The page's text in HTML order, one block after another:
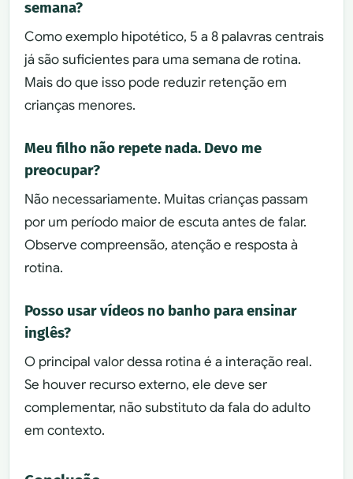
semana?
Como exemplo hipotético, 5 a 8 palavras centrais
já são suficientes para uma semana de rotina.
Mais do que isso pode reduzir retenção em
crianças menores.
Meu filho não repete nada. Devo me
preocupar?
Não necessariamente. Muitas crianças passam
por um período maior de escuta antes de falar.
Observe compreensão, atenção e resposta à
rotina.
Posso usar vídeos no banho para ensinar
inglês?
O principal valor dessa rotina é a interação real.
Se houver recurso externo, ele deve ser
complementar, não substituto da fala do adulto
em contexto.